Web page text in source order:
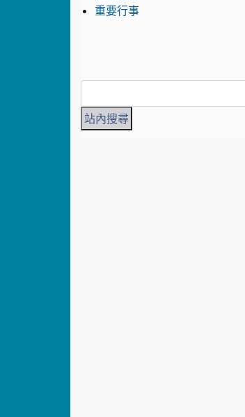
重要行事